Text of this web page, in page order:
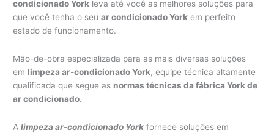
condicionado York leva até você as melhores soluções para
que você tenha o seuar condicionado York em perfeito
estado de funcionamento.
Mão-de-obra especializada para as mais diversas soluções
em limpeza ar-condicionado York, equipe técnica altamente
qualificada que segue as normas técnicas da fábrica York de
ar condicionado.
Alimpeza ar-condicionado York fornece soluções em